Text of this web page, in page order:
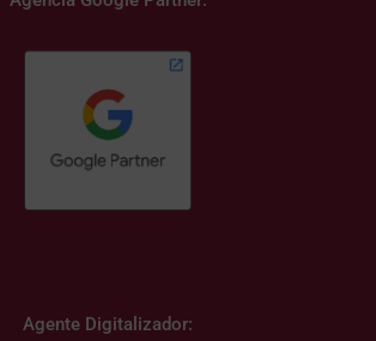
Agente Digitalizador: